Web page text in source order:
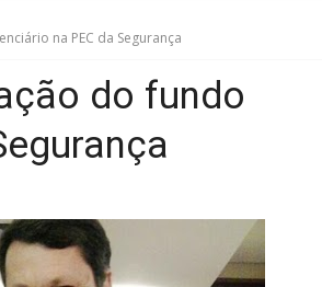
na PEC da Segurança
do fundo